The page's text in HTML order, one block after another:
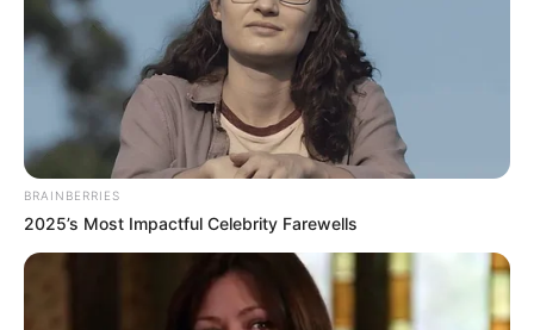
BRAINBERRIES
2025’s Most Impactful Celebrity Farewells